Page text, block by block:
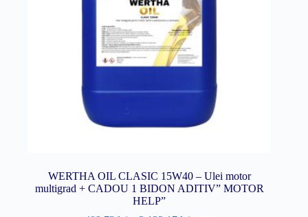
WERTHA OIL CLASIC 15W40 – Ulei motor
multigrad + CADOU 1 BIDON ADITIV” MOTOR
HELP”